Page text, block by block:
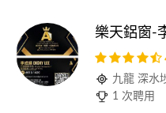
樂天鋁窗-
九龍 深水
1 次聘用